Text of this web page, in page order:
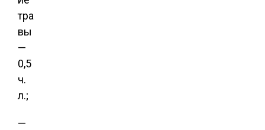
тра
вы
—
0,5
ч.
л.;
—